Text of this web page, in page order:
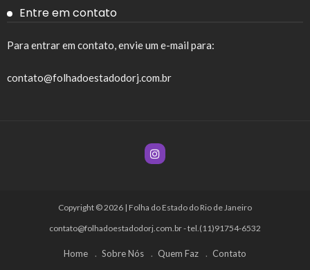
Entre em contato
Para entrar em contato, envie um e-mail para:
contato@folhadoestadodorj.com.br
Copyright © 2026 | Folha do Estado do Rio de Janeiro
contato@folhadoestadodorj.com.br- tel.(11)91754-6532
Home Sobre Nós Quem Faz Contato